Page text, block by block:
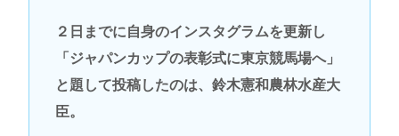
２日までに自身のインスタグラムを更新し
「ジャパンカップの表彰式に東京競馬場へ」
と題して投稿したのは、鈴木憲和農林水産大
臣。